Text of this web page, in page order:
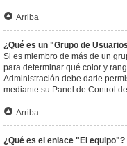
Arriba
¿Qué es un "Grupo de
Si es miembro de más de un
para determinar qué color y
Administración debe darle
mediante su Panel de Control
Arriba
¿Qué es el enlace "El equipo"?